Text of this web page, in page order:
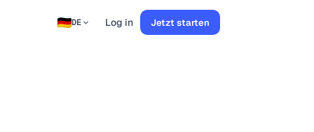
DE Log in Jetzt starten